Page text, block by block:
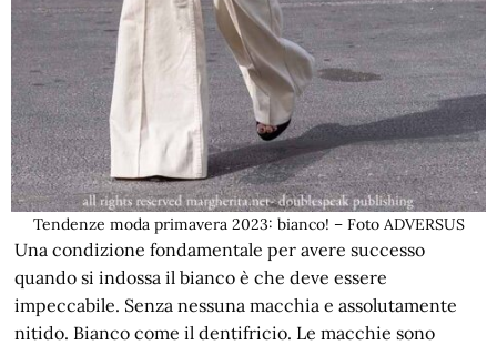
Tendenze moda primavera 2023: bianco! – Foto ADVERSUS
Una condizione fondamentale per avere successo
quando si indossa il bianco è che deve essere
impeccabile. Senza nessuna macchia e assolutamente
nitido. Bianco come il dentifricio. Le macchie sono